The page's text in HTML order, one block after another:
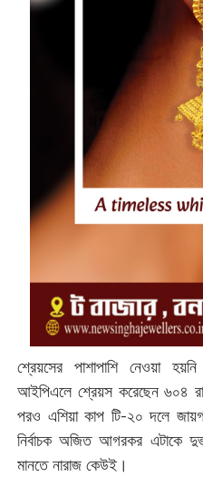
শ্রেয়সের পাশাপাশি নেওয়া
আইপিএলে শ্রেয়স করেছেন ৬০৪
পরও এশিয়া কাপ টি-২০ দলে
নির্বাচক অজিত আগরকর এটাকে
মানতে নারাজ কেউই।